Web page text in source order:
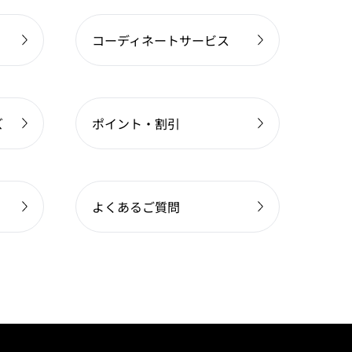
コーディネートサービス
ポイント・割引
よくあるご質問